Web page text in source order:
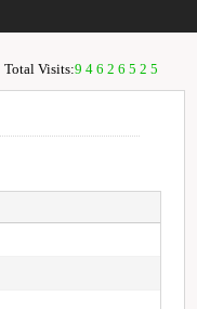
Total Visits:94626525